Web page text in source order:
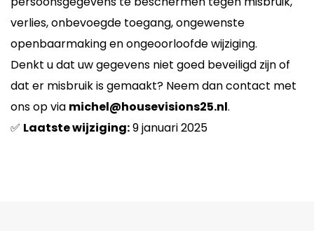
verlies, onbevoegde toegang, ongewenste
openbaarmaking en ongeoorloofde wijziging.
Denkt u dat uw gegevens niet goed beveiligd zijn of
dat er misbruik is gemaakt? Neem dan contact met
ons op via michel@housevisions25.nl.
✅ Laatste wijziging:9 januari 2025